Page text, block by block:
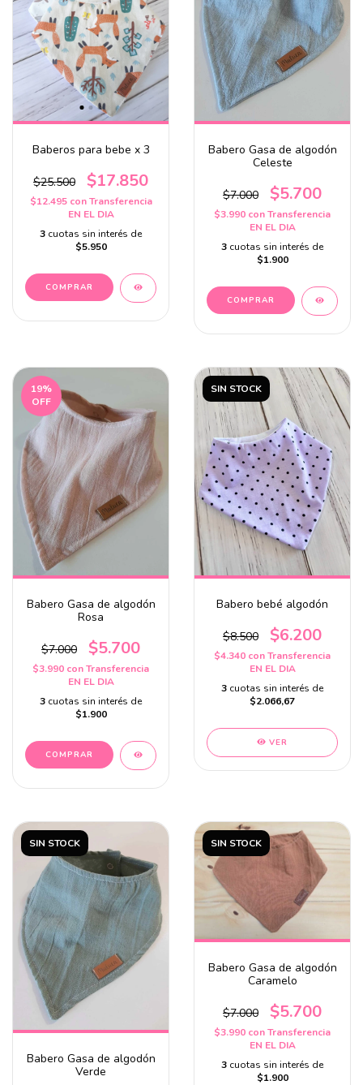
Baberos para bebe x 3
$25.500 $17.850
$12.495 con Transferencia
EN EL DIA
3 cuotas sin interés de
$5.950
Babero Gasa de algodón
Celeste
$7.000 $5.700
$3.990 conTransferencia
EN EL DIA
3 cuotas sin interés de
$1.900
19%
OFF
Babero Gasa de algodón
Rosa
$7.000 $5.700
$3.990 conTransferencia
EN EL DIA
3 cuotas sin interés de
$1.900
SIN STOCK
Babero bebé algodón
$8.500 $6.200
$4.340 conTransferencia
EN EL DIA
3 cuotas sin interés de
$2.066,67
VER
SIN STOCK
Babero Gasa de algodón
Verde
SIN STOCK
Babero Gasa de algodón
Caramelo
$7.000 $5.700
$3.990 conTransferencia
EN EL DIA
3 cuotas sin interés de
$1.900